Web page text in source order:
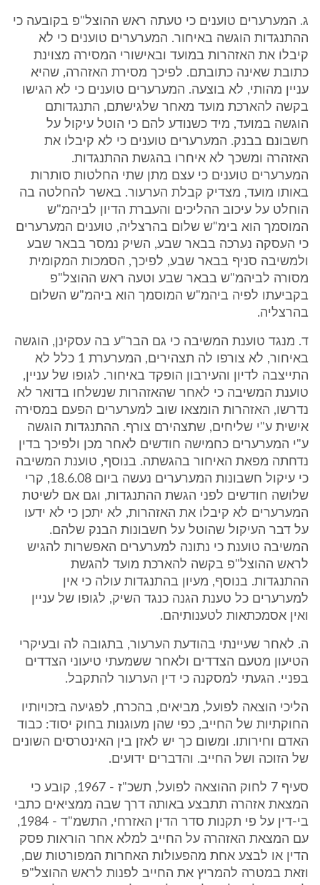
ג. המערערים טוענים כי טעתה ראש ההוצל"פ בקובעה כי
ההתנגדות הוגשה באיחור. המערערים טוענים כי לא
קיבלו את האזהרות במועד ובאישורי המסירה מצוינת
כתובת שאינה כתובתם. לפיכך מסירת האזהרה, שהיא
עניין מהותי, לא בוצעה. המערערים טוענים כי לא הגישו
בקשה להארכת מועד מאחר שלגישתם, התנגדותם
הוגשה במועד, מיד כשנודע להם כי הוטל עיקול על
חשבונם בבנק. המערערים טוענים כי לא קיבלו את
האזהרה ומשכך לא איחרו בהגשת ההתנגדות.
המערערים טוענים כי עצם מתן שתי החלטות סותרות
באותו מועד, מצדיק קבלת הערעור. באשר להחלטה בה
הוחלט על עיכוב ההליכים והעברת הדיון לביהמ"ש
המוסמך הוא בימ"ש שלום בהרצליה, טוענים המערערים
כי העסקה נערכה בבאר שבע, השיק נמסר בבאר שבע
ולמשיבה סניף בבאר שבע, לפיכך, הסמכות המקומית
מסורה לביהמ"ש בבאר שבע וטעה ראש ההוצל"פ
בקביעתו לפיה ביהמ"ש המוסמך הוא ביהמ"ש השלום
בהרצליה.
ד. מנגד טוענת המשיבה כי גם הבר"ע בה עסקינן, הוגשה
באיחור, לא צורפו לה תצהירים, המערערת 1 כלל לא
התייצבה לדיון והעירבון הופקד באיחור. לגופו של עניין,
טוענת המשיבה כי לאחר שהאזהרות שנשלחו בדואר לא
נדרשו, האזהרות הומצאו שוב למערערים הפעם במסירה
אישית ע"י שליחים, שתצהירם צורף. ההתנגדות הוגשה
ע"י המערערים כחמישה חודשים לאחר מכן ולפיכך בדין
נדחתה מפאת האיחור בהגשתה. בנוסף, טוענת המשיבה
כי עיקול חשבונות המערערים נעשה ביום 18.6.08, קרי
שלושה חודשים לפני הגשת ההתנגדות, וגם אם לשיטת
המערערים לא קיבלו את האזהרות, לא יתכן כי לא ידעו
על דבר העיקול שהוטל על חשבונות הבנק שלהם.
המשיבה טוענת כי נתונה למערערים האפשרות להגיש
לראש ההוצל"פ בקשה להארכת מועד להגשת
ההתנגדות. בנוסף, מעיון בהתנגדות עולה כי אין
למערערים כל טענת הגנה כנגד השיק, לגופו של עניין
ואין אסמכתאות לטענותיהם.
ה. לאחר שעיינתי בהודעת הערעור, בתגובה לה ובעיקרי
הטיעון מטעם הצדדים ולאחר ששמעתי טיעוני הצדדים
בפניי. הגעתי למסקנה כי דין הערעור להתקבל.
הליכי הוצאה לפועל, מביאים, בהכרח, לפגיעה בזכויותיו
החוקתיות של החייב, כפי שהן מעוגנות בחוק יסוד: כבוד
האדם וחירותו. ומשום כך יש לאזן בין האינטרסים השונים
של הזוכה ושל החייב. והדברים ידועים.
סעיף 7 לחוק ההוצאה לפועל, תשכ"ז - 1967, קובע כי
המצאת אזהרה תתבצע באותה דרך שבה ממציאים כתבי
בי-דין על פי תקנות סדר הדין האזרחי, התשמ"ד - 1984,
עם המצאת האזהרה על החייב למלא אחר הוראות פסק
הדין או לבצע אחת מהפעולות האחרות המפורטות שם,
וזאת במטרה להמריץ את החייב לפנות לראש ההוצל"פ